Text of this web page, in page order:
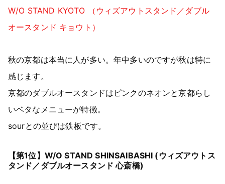
W/O STAND KYOTO （ウィズアウトスタンド／ダブル
オースタンド キョウト）
秋の京都は本当に人が多い。年中多いのですが秋は特に
感じます。
京都のダブルオースタンドはピンクのネオンと京都らし
いベタなメニューが特徴。
sourとの並びは鉄板です。
【第1位】W/O STAND SHINSAIBASHI (ウィズアウトス
タンド／ダブルオースタンド 心斎橋)